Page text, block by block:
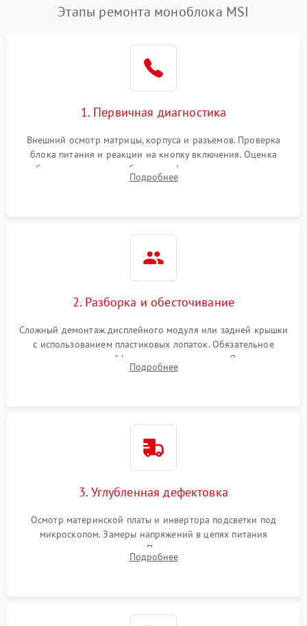
Этапы ремонта моноблока MSI
1. Первичная диагностика
Внешний осмотр матрицы, корпуса и разъемов. Проверка
блока питания и реакции на кнопку включения. Оценка
изображения, звука и работы периферии для сужения круга
возможных неисправностей перед вскрытием.
Подробнее
2. Разборка и обесточивание
Сложный демонтаж дисплейного модуля или задней крышки
с использованием пластиковых лопаток. Обязательное
отключение шлейфов матрицы и питания. Очистка
массивной системы охлаждения от скопившейся пыли.
Подробнее
3. Углубленная дефектовка
Осмотр материнской платы и инвертора подсветки под
микроскопом. Замеры напряжений в цепях питания
процессора и видеокарты. Проверка состояния жесткого
диска и оперативной памяти с помощью POST-карт и
Подробнее